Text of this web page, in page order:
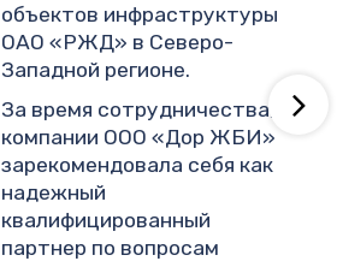
объектов инфраструктуры
ОАО «РЖД» в Северо-
Западной регионе.
За время сотрудничества,
компании ООО «Дор ЖБИ»
зарекомендовала себя как
надежный
квалифицированный
партнер по вопросам